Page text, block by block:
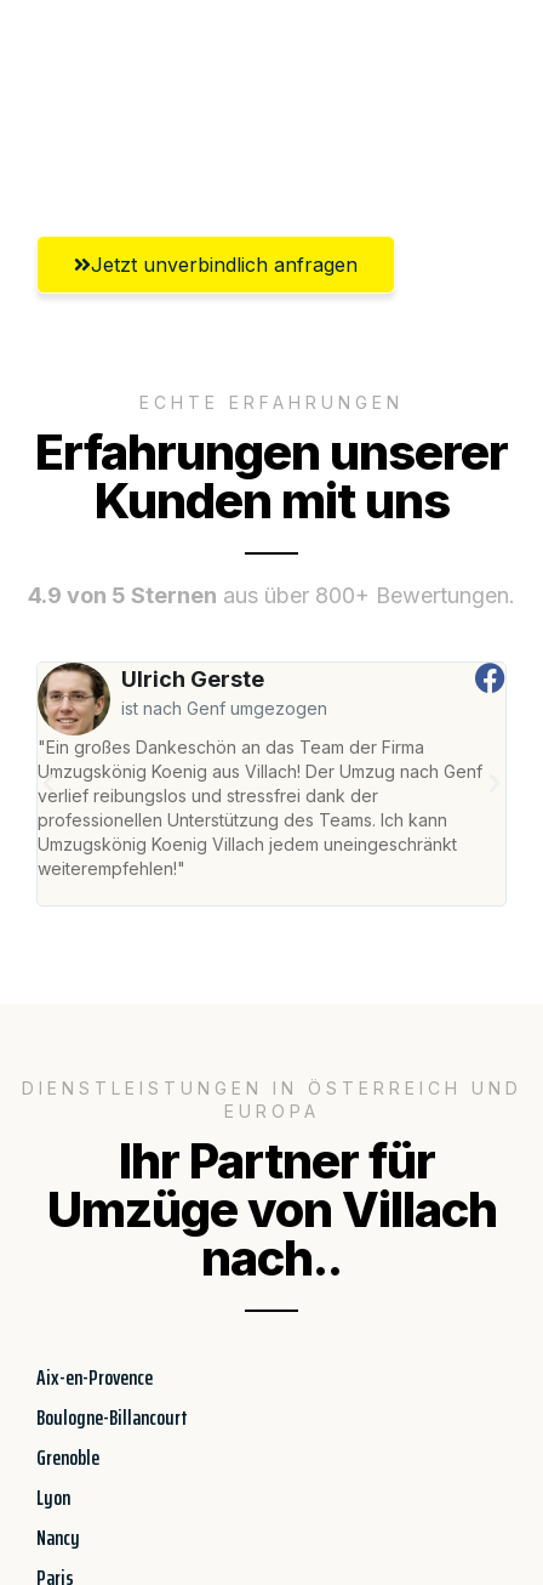
Jetzt unverbindlich anfragen
ECHTE ERFAHRUNGEN
Erfahrungen unserer
Kunden mit uns
4.9 von 5 Sternen aus über 800+ Bewertungen.
Ulrich Gerste
ist nach Genf umgezogen
"Ein großes Dankeschön an das Team der Firma
Umzugskönig Koenig aus Villach! Der Umzug nach Genf
verlief reibungslos und stressfrei dank der
professionellen Unterstützung des Teams. Ich kann
Umzugskönig Koenig Villach jedem uneingeschränkt
weiterempfehlen!"
DIENSTLEISTUNGEN IN ÖSTERREICH UND
EUROPA
Ihr Partner für
Umzüge von Villach
nach..
Aix-en-Provence
Boulogne-Billancourt
Grenoble
Lyon
Nancy
Paris